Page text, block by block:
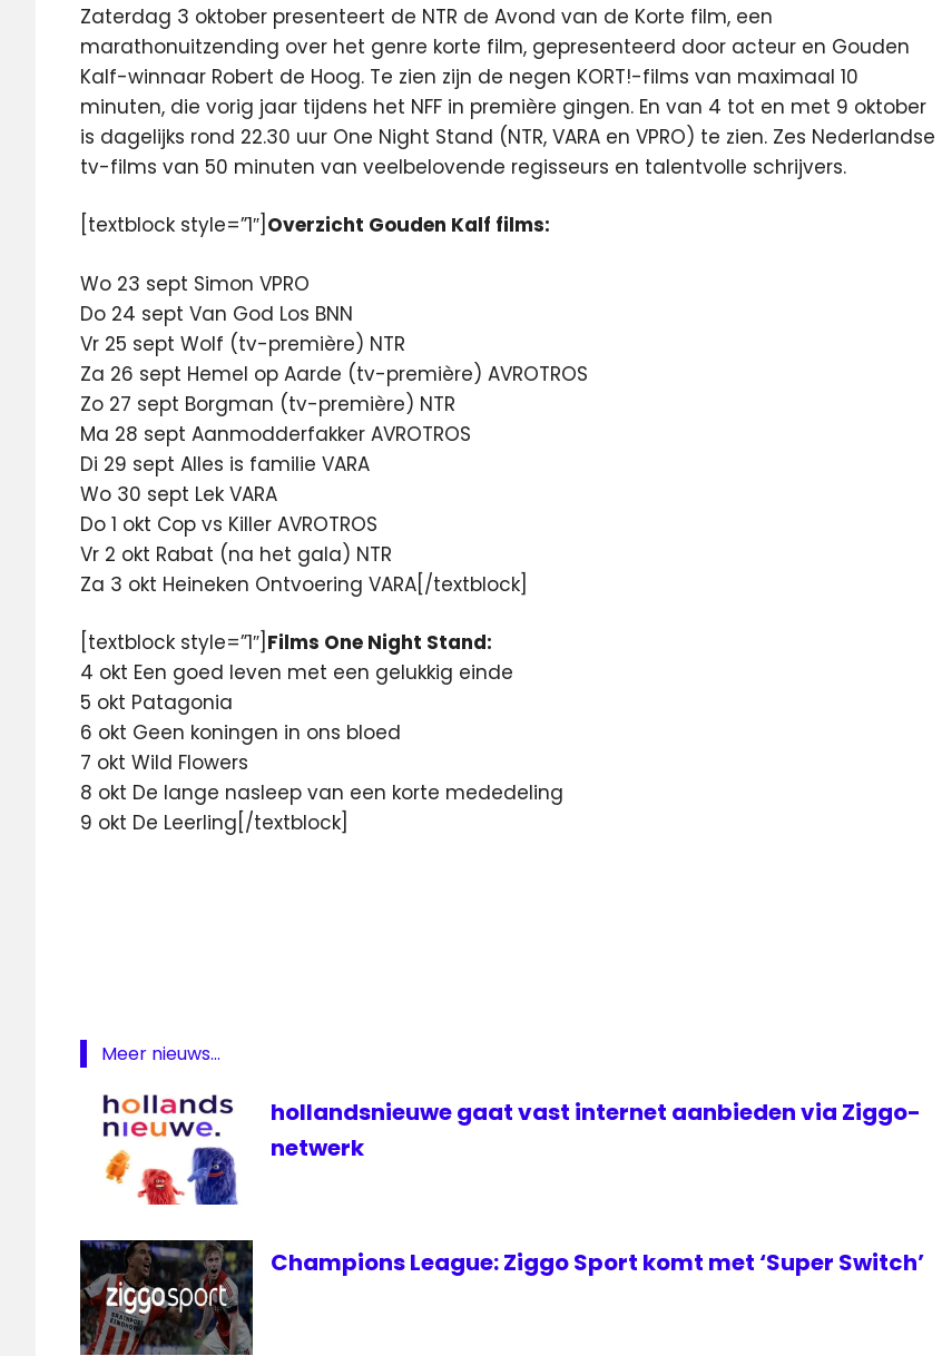
Zaterdag 3 oktober presenteert de NTR de Avond van de Korte film, een
marathonuitzending over het genre korte film, gepresenteerd door acteur en Gouden
Kalf-winnaar Robert de Hoog. Te zien zijn de negen KORT!-films van maximaal 10
minuten, die vorig jaar tijdens het NFF in première gingen. En van 4 tot en met 9 oktober
is dagelijks rond 22.30 uur One Night Stand (NTR, VARA en VPRO) te zien. Zes Nederlandse
tv-films van 50 minuten van veelbelovende regisseurs en talentvolle schrijvers.
[textblock style=”1″] Overzicht Gouden Kalf films:
Wo 23 sept Simon VPRO
Do 24 sept Van God Los BNN
Vr 25 sept Wolf (tv-première) NTR
Za 26 sept Hemel op Aarde (tv-première) AVROTROS
Zo 27 sept Borgman (tv-première) NTR
Ma 28 sept Aanmodderfakker AVROTROS
Di 29 sept Alles is familie VARA
Wo 30 sept Lek VARA
Do 1 okt Cop vs Killer AVROTROS
Vr 2 okt Rabat (na het gala) NTR
Za 3 okt Heineken Ontvoering VARA[/textblock]
[textblock style=”1″] Films One Night Stand:
4 okt Een goed leven met een gelukkig einde
5 okt Patagonia
6 okt Geen koningen in ons bloed
7 okt Wild Flowers
8 okt De lange nasleep van een korte mededeling
9 okt De Leerling[/textblock]
Rabat
televisie
Utrecht
VPRO
Meer nieuws...
hollandsnieuwe gaat vast internet aanbieden via Ziggo-
netwerk
Champions League: Ziggo Sport komt met ‘Super Switch’